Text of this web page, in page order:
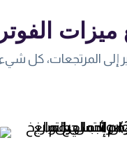
إلى المرتجعات، كل